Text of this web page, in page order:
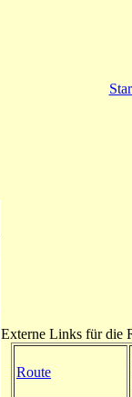
Externe Links für die
Route